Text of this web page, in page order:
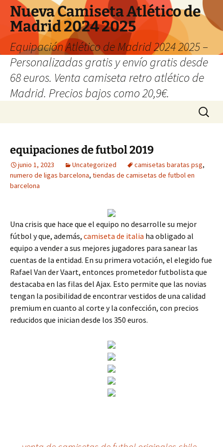
Nueva Camiseta Atlético de
Madrid 2024 2025
Equipación Atlético de Madrid 2024 2025 –
Personalizadas gratis y envío gratis desde
68 euros. Venta camiseta retro atlético de
Madrid. Precios bajos como 20,9€.
Buscar:
equipaciones de futbol 2019
junio 1, 2023 Uncategorized camisetas baratas psg,
numero de ligas barcelona, tiendas de camisetas de futbol en
barcelona
Una crisis que hace que el equipo no desarrolle su mejor
fútbol y que, además, camiseta de italia ha obligado al
equipo a vender a sus mejores jugadores para sanear las
cuentas de la entidad. En su primera votación, el elegido fue
Rafael Van der Vaart, entonces prometedor futbolista que
destacaba en las filas del Ajax. Esto permite que las novias
tengan la posibilidad de encontrar vestidos de una calidad
premium en cuanto al corte y la confección, con precios
reducidos que inician desde los 350 euros.